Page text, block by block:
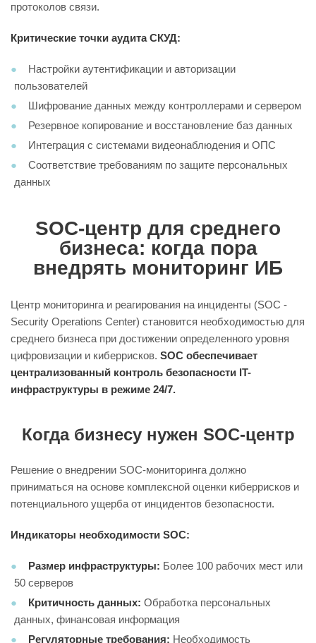
протоколов связи.
Критические точки аудита СКУД:
Настройки аутентификации и авторизации
пользователей
Шифрование данных между контроллерами и сервером
Резервное копирование и восстановление баз данных
Интеграция с системами видеонаблюдения и ОПС
Соответствие требованиям по защите персональных
данных
SOC-центр для среднего
бизнеса: когда пора
внедрять мониторинг ИБ
Центр мониторинга и реагирования на инциденты (SOC -
Security Operations Center) становится необходимостью для
среднего бизнеса при достижении определенного уровня
цифровизации и киберрисков. SOC обеспечивает
централизованный контроль безопасности IT-
инфраструктуры в режиме 24/7.
Когда бизнесу нужен SOC-центр
Решение о внедрении SOC-мониторинга должно
приниматься на основе комплексной оценки киберрисков и
потенциального ущерба от инцидентов безопасности.
Индикаторы необходимости SOC:
Размер инфраструктуры: Более 100 рабочих мест или
50 серверов
Критичность данных: Обработка персональных
данных, финансовая информация
Регуляторные требования: Необходимость